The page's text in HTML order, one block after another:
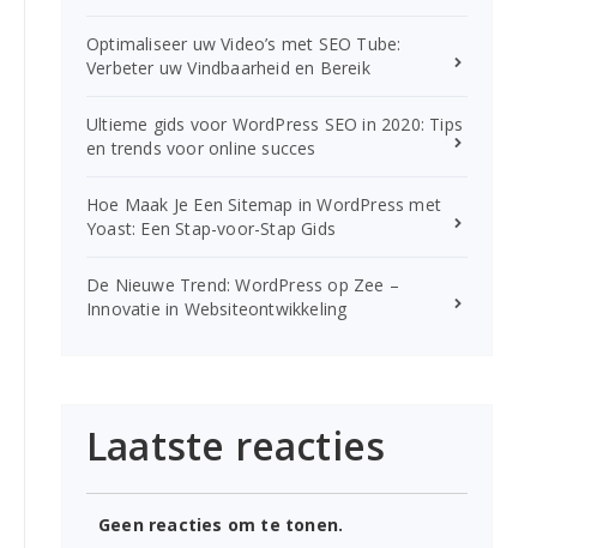
Optimaliseer uw Video’s met SEO Tube:
Verbeter uw Vindbaarheid en Bereik
Ultieme gids voor WordPress SEO in 2020: Tips
en trends voor online succes
Hoe Maak Je Een Sitemap in WordPress met
Yoast: Een Stap-voor-Stap Gids
De Nieuwe Trend: WordPress op Zee –
Innovatie in Websiteontwikkeling
Laatste reacties
Geen reacties om te tonen.